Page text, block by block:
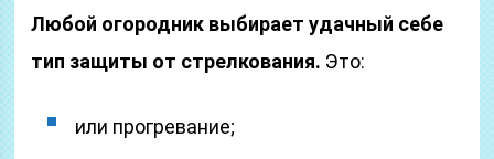
Любой огородник выбирает удачный себе
тип защиты от стрелкования. Это:
или прогревание;